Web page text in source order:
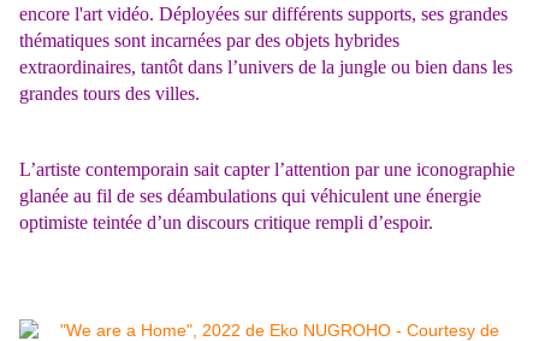
encore l'art vidéo. Déployées sur différents supports, ses grandes
thématiques sont incarnées par des objets hybrides
extraordinaires, tantôt dans l’univers de la jungle ou bien dans les
grandes tours des villes.
L’artiste contemporain sait capter l’attention par une iconographie
glanée au fil de ses déambulations qui véhiculent une énergie
optimiste teintée d’un discours critique rempli d’espoir.